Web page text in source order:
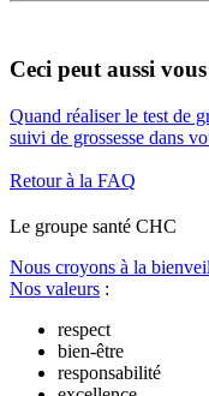
Ceci peut aussi
Quand réaliser le test de
suivi de grossesse dans
Retour à la FAQ
Le groupe santé CHC
Nous croyons à la
Nos valeurs :
respect
bien-être
responsabilité